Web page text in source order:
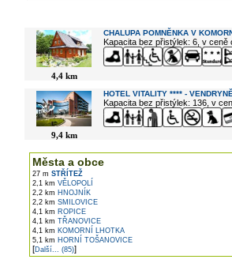
4,4 km
CHALUPA POMNĚNKA V
Kapacita bez přistýlek: 6, v ceně
9,4 km
HOTEL VITALITY **** -
Kapacita bez přistýlek: 136, v
Města a obce
27 m STŘÍTEŽ
2,1 km VĚLOPOLÍ
2,2 km HNOJNÍK
2,2 km SMILOVICE
4,1 km ROPICE
4,1 km TŘANOVICE
4,1 km KOMORNÍ LHOTKA
5,1 km HORNÍ TOŠANOVICE
[Další... (85)]